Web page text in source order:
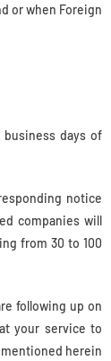
or when Foreign
days of
notice
companies will
from 30 to 100
following up on
your service to
herein